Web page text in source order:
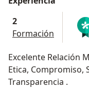
2
Formación
Excelente Relación
Etica, Compromiso,
Transparencia .